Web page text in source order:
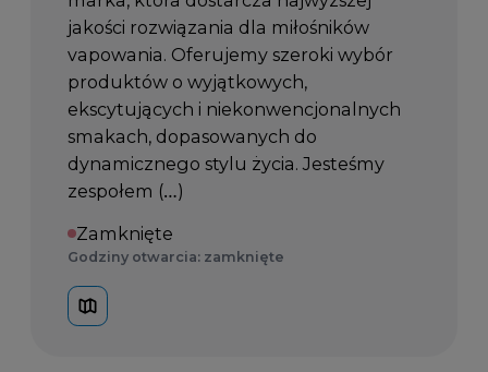
jakości rozwiązania dla miłośników
vapowania. Oferujemy szeroki wybór
produktów o wyjątkowych,
ekscytujących i niekonwencjonalnych
smakach, dopasowanych do
dynamicznego stylu życia. Jesteśmy
zespołem (…)
Zamknięte
Godziny otwarcia: zamknięte